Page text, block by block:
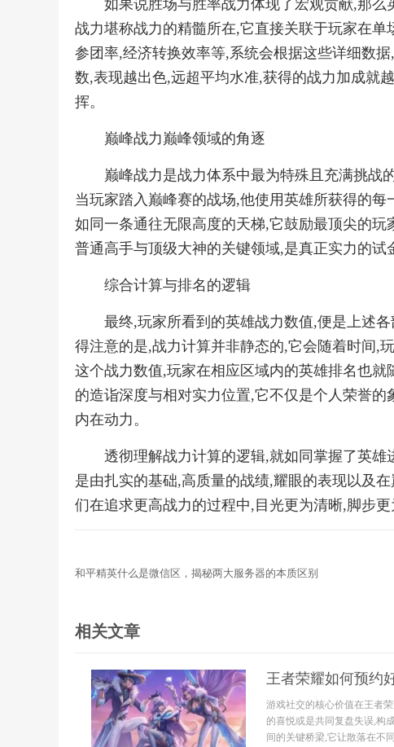
如果说胜场与胜率战力体现了宏观贡献,那
战力堪称战力的精髓所在,它直接关联于玩家在
参团率,经济转换效率等,系统会根据这些详细数
数,表现越出色,远超平均水准,获得的战力加成就
挥。
巅峰战力巅峰领域的角逐
巅峰战力是战力体系中最为特殊且充满挑战
当玩家踏入巅峰赛的战场,他使用英雄所获得的
如同一条通往无限高度的天梯,它鼓励最顶尖的
普通高手与顶级大神的关键领域,是真正实力的试
综合计算与排名的逻辑
最终,玩家所看到的英雄战力数值,便是上述
得注意的是,战力计算并非静态的,它会随着时间,
这个战力数值,玩家在相应区域内的英雄排名也
的造诣深度与相对实力位置,它不仅是个人荣誉
内在动力。
透彻理解战力计算的逻辑,就如同掌握了英
是由扎实的基础,高质量的战绩,耀眼的表现以及
们在追求更高战力的过程中,目光更为清晰,脚步更
和平精英什么是微信区，揭秘两大服务器的本质区别
相关文章
王者荣耀如何预约
游戏社交的核心价值在王者
的喜悦或是共同复盘失误,构
间的关键桥梁,它让散落在不